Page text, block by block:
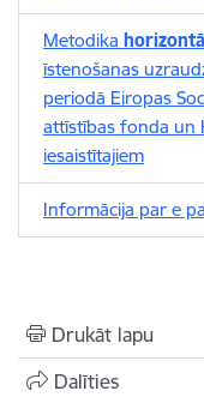
Metodika
īstenošanas
periodā Eiropas
attīstības fonda un
iesaistītajiem
Informācija par e
Drukāt lapu
Dalīties